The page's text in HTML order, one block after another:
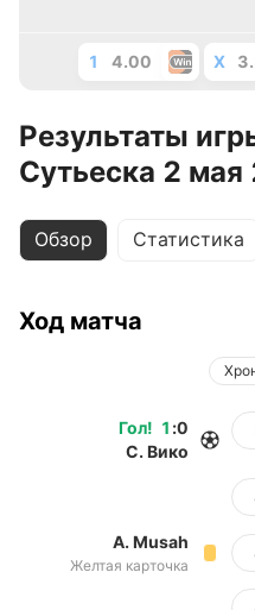
1 4.00 X
Результаты
Сутьеска 2 мая
Обзор Статистика
Ход матча
Гол! 1 :0
С. Вико
A. Musah
Желтая карточка